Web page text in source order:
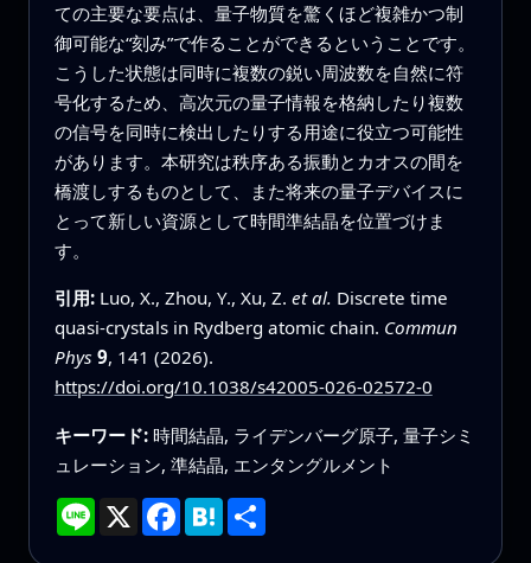
ての主要な要点は、量子物質を驚くほど複雑かつ制
御可能な“刻み”で作ることができるということです。
こうした状態は同時に複数の鋭い周波数を自然に符
号化するため、高次元の量子情報を格納したり複数
の信号を同時に検出したりする用途に役立つ可能性
があります。本研究は秩序ある振動とカオスの間を
橋渡しするものとして、また将来の量子デバイスに
とって新しい資源として時間準結晶を位置づけま
す。
引用: Luo, X., Zhou, Y., Xu, Z. et al. Discrete time
quasi-crystals in Rydberg atomic chain. Commun
Phys 9, 141 (2026).
https://doi.org/10.1038/s42005-026-02572-0
キーワード: 時間結晶, ライデンバーグ原子, 量子シミ
ュレーション, 準結晶, エンタングルメント
Line X Facebook
Hatena
共
有